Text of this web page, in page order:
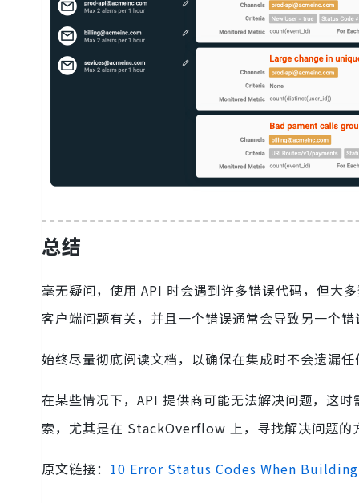
总结
毫无疑问，使用 API 时会遇到许多错误代码，但大
客户端问题有关，并且一个错误通常会导致另一个错
始终尽量彻底阅读文档，以确保在集成时不会遗漏
在某些情况下，API 提供商可能无法解决问题，这
索，尤其是在 StackOverflow 上，寻找解决问题的
原文链接： 10 Error Status Codes When